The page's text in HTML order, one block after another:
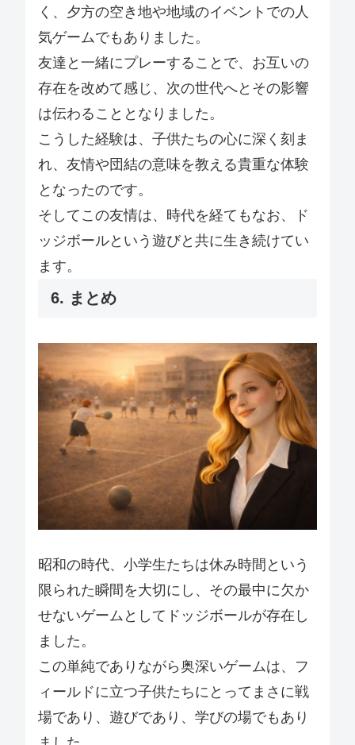
く、夕方の空き地や地域のイベントでの人
気ゲームでもありました。
友達と一緒にプレーすることで、お互いの
存在を改めて感じ、次の世代へとその影響
は伝わることとなりました。
こうした経験は、子供たちの心に深く刻ま
れ、友情や団結の意味を教える貴重な体験
となったのです。
そしてこの友情は、時代を経てもなお、ド
ッジボールという遊びと共に生き続けてい
ます。
6. まとめ
昭和の時代、小学生たちは休み時間という
限られた瞬間を大切にし、その最中に欠か
せないゲームとしてドッジボールが存在し
ました。
この単純でありながら奥深いゲームは、フ
ィールドに立つ子供たちにとってまさに戦
場であり、遊びであり、学びの場でもあり